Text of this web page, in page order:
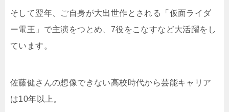
そして翌年、ご自身が大出世作とされる「仮面ライダ
ー電王」で主演をつとめ、7役をこなすなど大活躍をし
ています。
佐藤健さんの想像できない高校時代から芸能キャリア
は10年以上。